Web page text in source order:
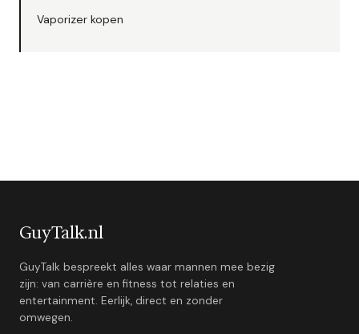
Vaporizer kopen
GuyTalk.nl
GuyTalk bespreekt alles waar mannen mee bezig
zijn: van carrière en fitness tot relaties en
entertainment. Eerlijk, direct en zonder
omwegen.